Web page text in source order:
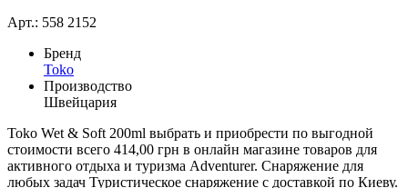
Арт.: 558 2152
Бренд
Toko
Производство
Швейцария
Toko Wet & Soft 200ml выбрать и приобрести по выгодной
стоимости всего 414,00 грн в онлайн магазине товаров для
активного отдыха и туризма Adventurer. Снаряжение для
любых задач Туристическое снаряжение с доставкой по Киеву.